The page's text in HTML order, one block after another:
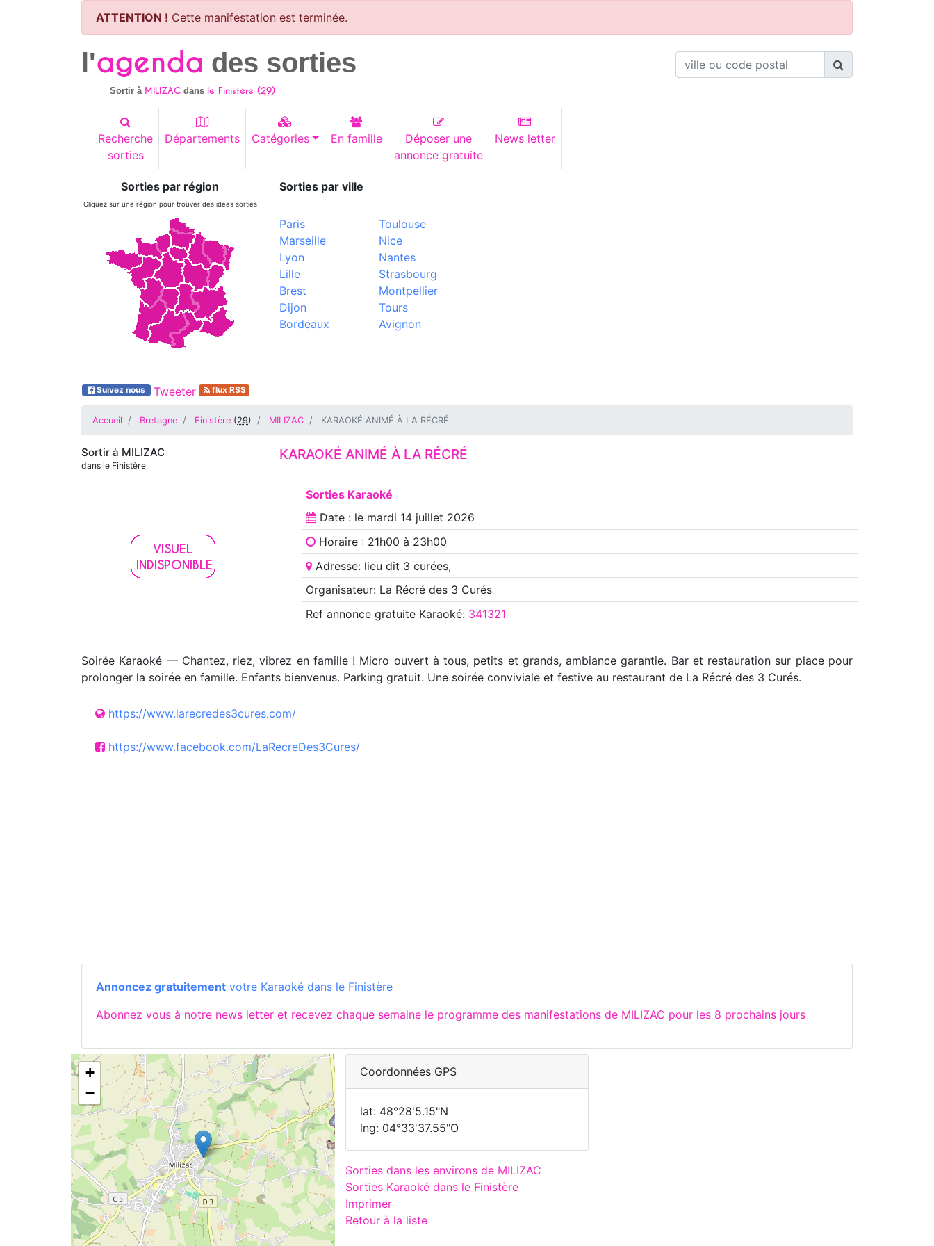
ATTENTION ! Cette manifestation est terminée.
l'agenda des sorties
Sortir à MILIZAC dans le Finistère (29)
Recherche
sorties
Départements Catégories En famille
Déposer une
annonce gratuite
News letter
Sorties par région
Cliquez sur une région pour trouver des idées sorties
Sorties par ville
Paris
Marseille
Lyon
Lille
Brest
Dijon
Bordeaux
Toulouse
Nice
Nantes
Strasbourg
Montpellier
Tours
Avignon
Suivez nous Tweeter flux RSS
Accueil Bretagne Finistère (29) MILIZAC KARAOKÉ ANIMÉ À LA RÉCRÉ
Sortir à MILIZAC
dans le Finistère
KARAOKÉ ANIMÉ À LA RÉCRÉ
Sorties Karaoké
Date : le mardi 14 juillet 2026
Horaire : 21h00 à 23h00
Adresse: lieu dit 3 curées,
Organisateur: La Récré des 3 Curés
Ref annoncegratuite Karaoké: 341321
Soirée Karaoké — Chantez, riez, vibrez en famille ! Micro ouvert à tous, petits et grands, ambiance garantie. Bar et restauration sur place pour
prolonger la soirée en famille. Enfants bienvenus. Parking gratuit. Une soirée conviviale et festive au restaurant de La Récré des 3 Curés.
https://www.larecredes3cures.com/
https://www.facebook.com/LaRecreDes3Cures/
Annoncez gratuitement votre Karaoké dans le Finistère
Abonnez vous à notre news letter et recevez chaque semaine le programme des manifestations de MILIZAC pour les 8 prochains jours
+
−
Coordonnées GPS
lat: 48°28'5.15"N
lng: 04°33'37.55"O
Sorties dans les environs de MILIZAC
Sorties Karaoké dans le Finistère
Imprimer
Retour à la liste